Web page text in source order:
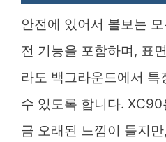
안전에 있어서 볼보는
전 기능을 포함하며, 표
라도 백그라운드에서
수 있도록 합니다.
금 오래된 느낌이 들지